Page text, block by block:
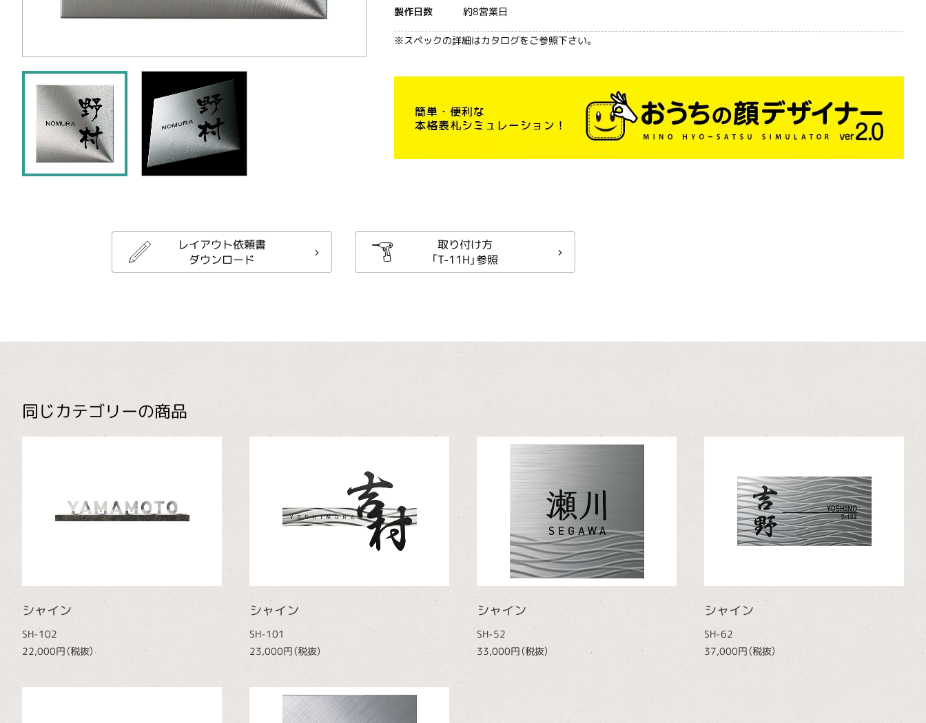
製作日数 約8営業日
※スペックの詳細はカタログをご参照下さい。
レイアウト依頼書
ダウンロード
取り付け方
「T-11H」参照
同じカテゴリーの商品
シャイン
SH-102
22,000円（税抜）
シャイン
SH-101
23,000円（税抜）
シャイン
SH-52
33,000円（税抜）
シャイン
SH-62
37,000円（税抜）